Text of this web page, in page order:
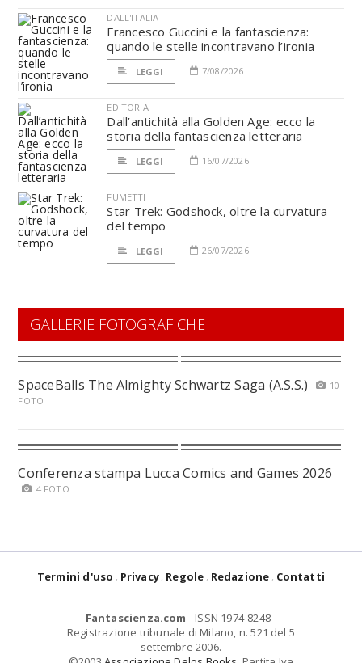
DALL'ITALIA
Francesco Guccini e la fantascienza:
quando le stelle incontravano l’ironia
LEGGI 7/08/2026
EDITORIA
Dall’antichità alla Golden Age: ecco la
storia della fantascienza letteraria
LEGGI 16/07/2026
FUMETTI
Star Trek: Godshock, oltre la curvatura
del tempo
LEGGI 26/07/2026
GALLERIE FOTOGRAFICHE
SpaceBalls The Almighty Schwartz Saga (A.S.S.)
10
FOTO
Conferenza stampa Lucca Comics and Games 2026
4 FOTO
Termini d'uso Privacy Regole Redazione Contatti
Fantascienza.com - ISSN 1974-8248 -
Registrazione tribunale di Milano, n. 521 del 5
settembre 2006.